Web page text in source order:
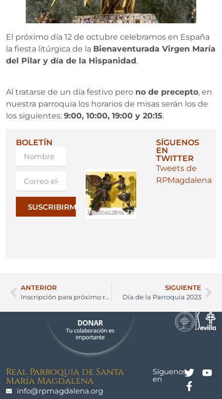
El próximo día 12 de octubre celebramos en España
la fiesta litúrgica de la Bienaventurada Virgen María
del Pilar y día de la Hispanidad .
Al tratarse de un día festivo pero no de precepto, en
nuestra parroquia los horarios de misas serán los de
los siguientes: 9:00, 10:00, 19:00 y 20:15.
BOLETÍN
SUSCRIBIRME
SÍGUENOS
EN
TWITTER
Tweets de
RPMagdalena
ANTERIOR
Inscripción para próximo retiro Emaús hombres
SIGUIENTE
Día de la Parroquia 2023
Real Parroquia de Santa
María Magdalena
info@rpmagdalena.org
Síguenos
en